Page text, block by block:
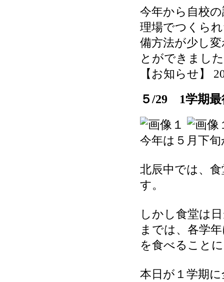
今年から自校
理場でつくら
備方法が少し
とができまし
【お知らせ】
５/29 1学期
今年は５月下
北辰中では、
す。
しかし食堂は
までは、各学
を食べること
本日が１学期